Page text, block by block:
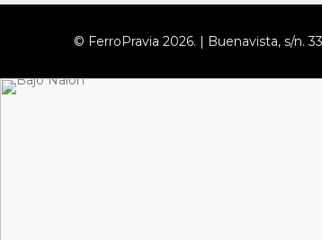
© FerroPravia 2026. | Buenavista, s/n.